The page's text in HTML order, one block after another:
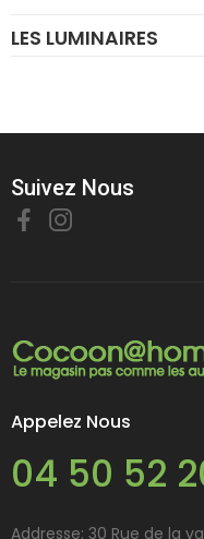
LES LUMINAIRES
Suivez Nous
Appelez Nous
04 50 52
Addresse: 30 Rue de la